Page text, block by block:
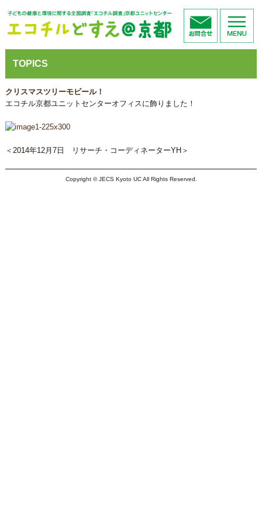
TOPICS
クリスマスツリーモビール！
エコチル京都ユニットセンターオフィスに飾りました！
＜2014年12月7日 リサーチ・コーディネーターYH＞
Copyright © JECS Kyoto UC All Rights Reserved.